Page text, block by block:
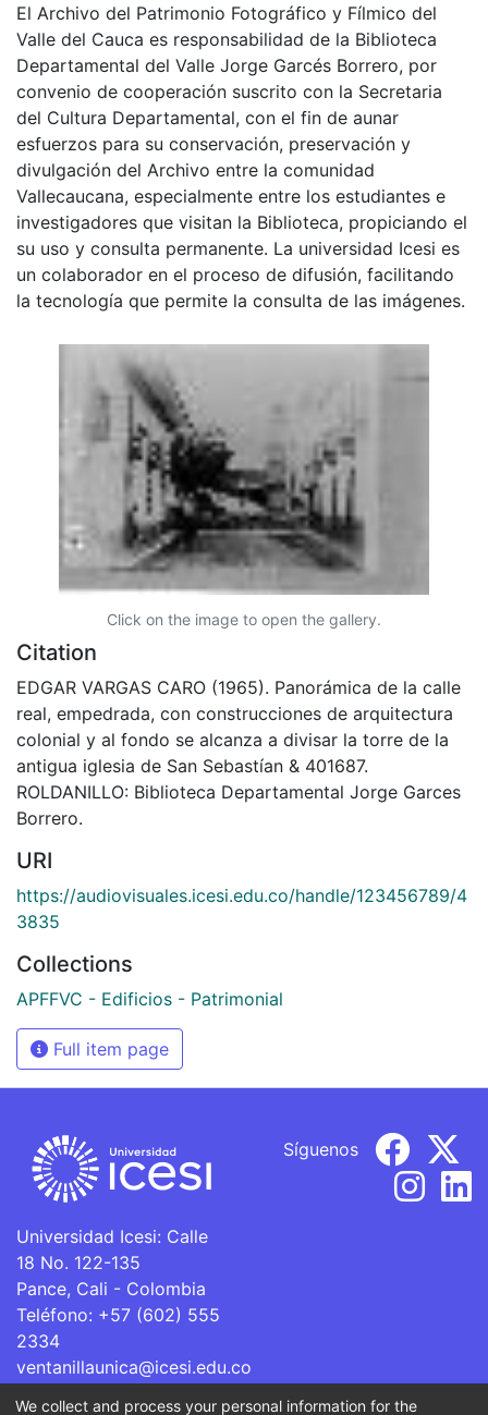
El Archivo del Patrimonio Fotográfico y Fílmico del
Valle del Cauca es responsabilidad de la Biblioteca
Departamental del Valle Jorge Garcés Borrero, por
convenio de cooperación suscrito con la Secretaria
del Cultura Departamental, con el fin de aunar
esfuerzos para su conservación, preservación y
divulgación del Archivo entre la comunidad
Vallecaucana, especialmente entre los estudiantes e
investigadores que visitan la Biblioteca, propiciando el
su uso y consulta permanente. La universidad Icesi es
un colaborador en el proceso de difusión, facilitando
la tecnología que permite la consulta de las imágenes.
Click on the image to open the gallery.
Citation
EDGAR VARGAS CARO (1965). Panorámica de la calle
real, empedrada, con construcciones de arquitectura
colonial y al fondo se alcanza a divisar la torre de la
antigua iglesia de San Sebastían & 401687.
ROLDANILLO: Biblioteca Departamental Jorge Garces
Borrero.
URI
https://audiovisuales.icesi.edu.co/handle/123456789/4
3835
Collections
APFFVC - Edificios - Patrimonial
Full item page
Universidad Icesi: Calle
18 No. 122-135
Pance, Cali - Colombia
Teléfono: +57 (602) 555
2334
ventanillaunica@icesi.edu.co
Síguenos
We collect and process your personal information for the